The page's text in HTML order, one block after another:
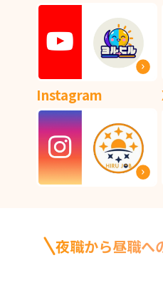
Instagram
夜職から昼職へ